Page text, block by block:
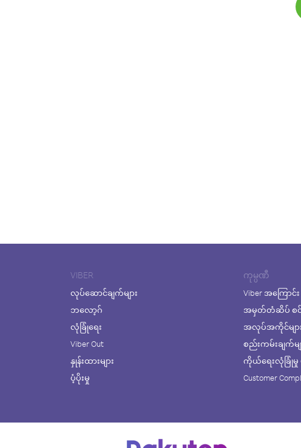
VIBER
လုပ်ဆောင်ချက်များ
ဘလော့ဂ်
လုံခြုံရေး
Viber Out
နှုန်းထားများ
ပံ့ပိုးမှု
ကုမ္ပဏီ
Viber အကြောင်း
အမှတ်တံဆိပ် စ
အလုပ်အကိုင်မျာ
စည်းကမ်းချက်မျာ
ကိုယ်ရေးလုံခြုံမှု
Customer